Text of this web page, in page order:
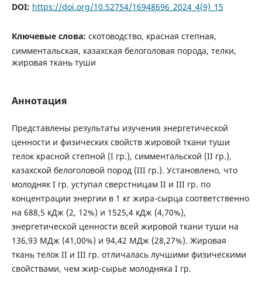
DOI: https://doi.org/10.52754/16948696_2024_4(9)_15
Ключевые слова: скотоводство, красная степная,
симментальская, казахская белоголовая порода, телки,
жировая ткань туши
Аннотация
Представлены результаты изучения энергетической
ценности и физических свойств жировой ткани туши
телок красной степной (I гр.), симментальской (II гр.),
казахской белоголовой пород (III гр.). Установлено, что
молодняк I гр. уступал сверстницам II и III гр. по
концентрации энергии в 1 кг жира-сырца соответственно
на 688,5 кДж (2, 12%) и 1525,4 кДж (4,70%),
энергетической ценности всей жировой ткани туши на
136,93 МДж (41,00%) и 94,42 МДж (28,27%). Жировая
ткань телок II и III гр. отличалась лучшими физическими
свойствами, чем жир-сырье молодняка I гр.